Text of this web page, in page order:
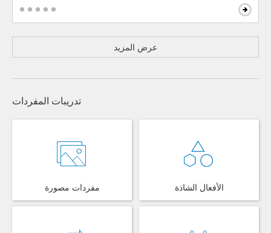
عرض المزيد
تدريبات المفردات
مفردات مصورة الأفعال الشاذة